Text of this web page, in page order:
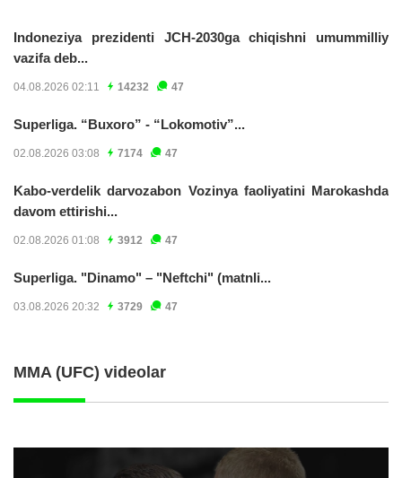
Indoneziya prezidenti JCH-2030ga chiqishni umummilliy
vazifa deb...
04.08.2026 02:11 14232 47
Superliga. “Buxoro” - “Lokomotiv”...
02.08.2026 03:08 7174 47
Kabo-verdelik darvozabon Vozinya faoliyatini Marokashda
davom ettirishi...
02.08.2026 01:08 3912 47
Superliga. "Dinamo" – "Neftchi" (matnli...
03.08.2026 20:32 3729 47
MMA (UFC) videolar